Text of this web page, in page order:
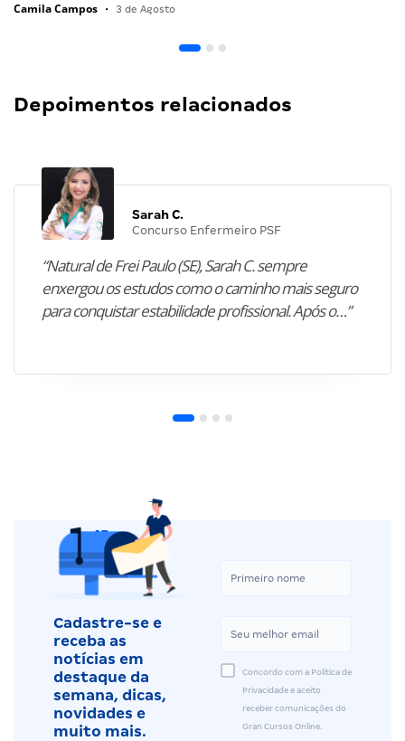
Camila Campos • 3 de Agosto
Depoimentos relacionados
Sarah C.
Concurso Enfermeiro PSF
“Natural de Frei Paulo (SE), Sarah C. sempre
enxergou os estudos como o caminho mais seguro
para conquistar estabilidade profissional. Após o…”
Cadastre-se e
receba as
notícias em
destaque da
semana, dicas,
novidades e
muito mais.
Concordo com a Política de
Privacidade e aceito
receber comunicações do
Gran Cursos Online.